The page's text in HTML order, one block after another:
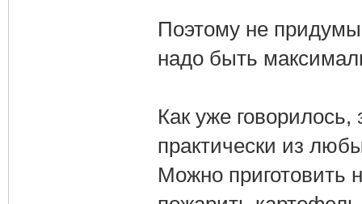
Поэтому не
надо быть
Как уже говорилось,
практически из
Можно приготовить